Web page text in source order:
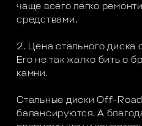
чаще всего легко
средствами.
2. Цена стального диска
Его не так жалко бить о
камни.
Стальные диски Off-
балансируются. А